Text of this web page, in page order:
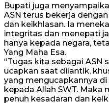
Bupati juga
ASN terus bekerja
dan keikhlasan. Ia
integritas dan menepati
hanya kepada negara,
Yang Maha Esa.
“Tugas kita sebagai ASN
ucapkan saat dilantik,
yang mengucapkannya di
kepada Allah SWT. Maka
penuh kesadaran dan